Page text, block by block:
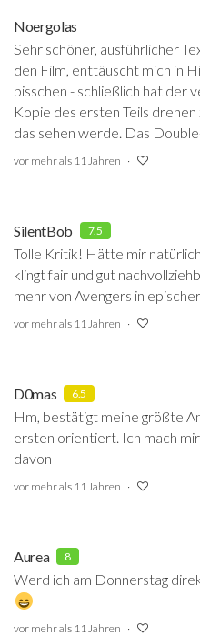
Noergolas
Sehr schöner, ausführlicher
den Film, enttäuscht mich in
bisschen - schließlich hat der
Kopie des ersten Teils
das sehen werde. Das
vor mehr als 11 Jahren
SilentBob 7.5
Tolle Kritik! Hätte mir
klingt fair und gut
mehr von Avengers in
vor mehr als 11 Jahren
D0mas 6.5
Hm, bestätigt meine größte
ersten orientiert. Ich mach
davon
vor mehr als 11 Jahren
Aurea 8
Werd ich am Donnerstag
vor mehr als 11 Jahren